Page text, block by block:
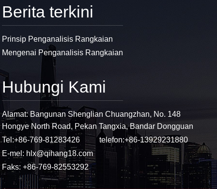
Berita terkini
Prinsip Penganalisis Rangkaian
Mengenai Penganalisis Rangkaian
Hubungi Kami
Alamat: Bangunan Shenglian Chuangzhan, No. 148
Hongye North Road, Pekan Tangxia, Bandar Dongguan
Tel:+86-769-81283426 telefon:+86-13929231880
E-mel: hlx@qihang18.com
Faks: +86-769-82553292